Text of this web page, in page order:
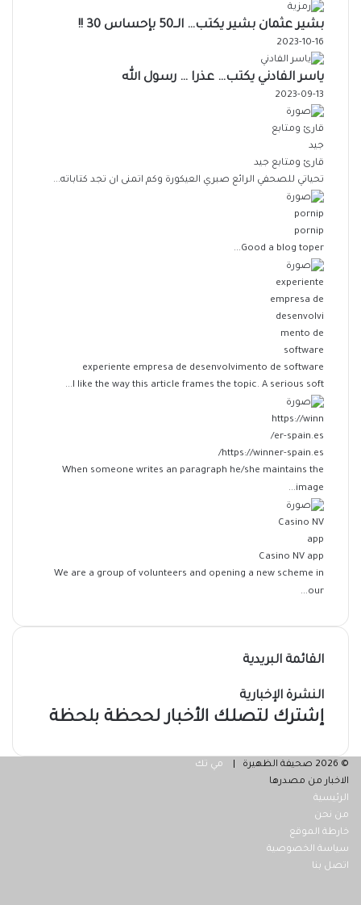
بشير عثمان بشير يكتب… الــ50 بإحساس 30 !!
2023-10-16
ياسر الفادني يكتب… عذرا … رسول الله
2023-09-13
قارئ ومتابع جيد
تحياتي للصحفي الرائع صبري العيكورة وكم اتمنى ان تجد كتاباته...
pornip
Good a blog toper...
experiente empresa de desenvolvimento de software
I like the way this article frames the topic. A serious soft...
https://winner-spain.es/
When someone writes an paragraph he/she maintains the
image...
Casino NV app
We are a group of volunteers and opening a new scheme in
our...
القائمة البريدية
النشرة الإخبارية
إشترك لتصلك الأخبار لححظة بلحظة
© 2026 صحيفة الظهيرة |
مي تك
الاخبار من مصدرها
الرئيسية
من نحن
خارطة الموقع
سياسة الخصوصية
اتصل بنا